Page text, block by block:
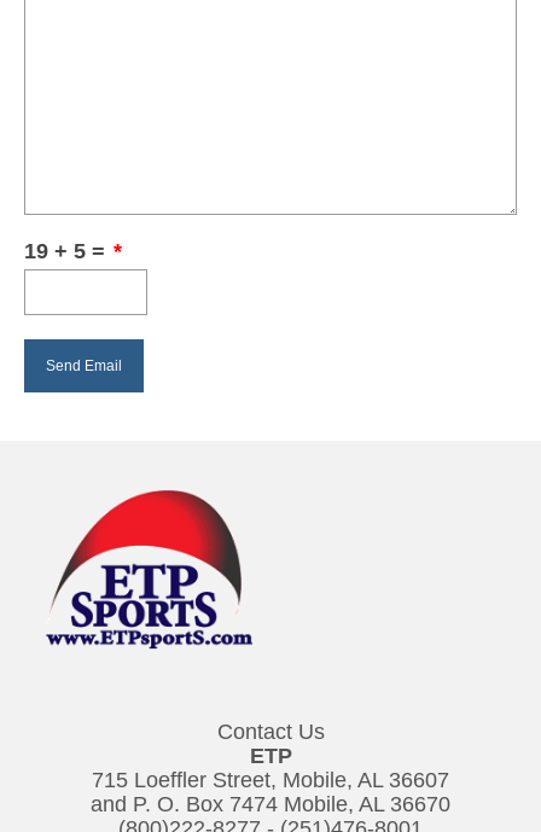
19 + 5 = *
Contact Us
ETP
715 Loeffler Street, Mobile, AL 36607
and P. O. Box 7474 Mobile, AL 36670